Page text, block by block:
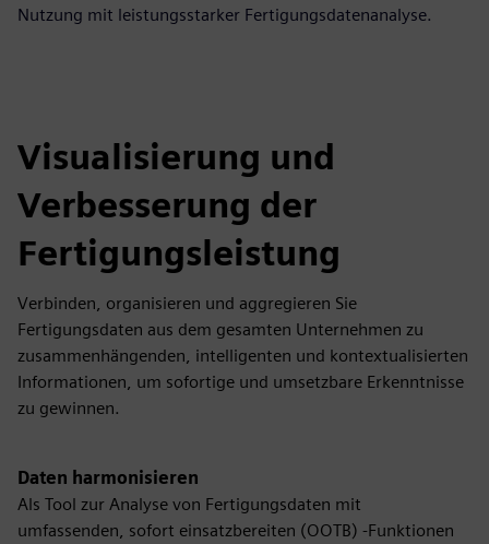
Nutzung mit leistungsstarker Fertigungsdatenanalyse.
Visualisierung und
Verbesserung der
Fertigungsleistung
Verbinden, organisieren und aggregieren Sie
Fertigungsdaten aus dem gesamten Unternehmen zu
zusammenhängenden, intelligenten und kontextualisierten
Informationen, um sofortige und umsetzbare Erkenntnisse
zu gewinnen.
Daten harmonisieren
Als Tool zur Analyse von Fertigungsdaten mit
umfassenden, sofort einsatzbereiten (OOTB) -Funktionen